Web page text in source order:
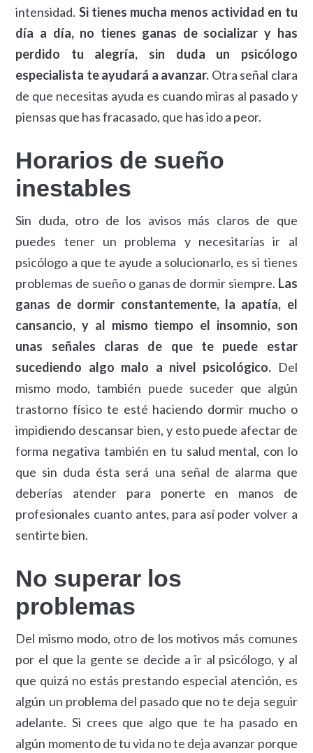
intensidad. Si tienes mucha menos actividad en tu
día a día, no tienes ganas de socializar y has
perdido tu alegría, sin duda un psicólogo
especialista te ayudará a avanzar. Otra señal clara
de que necesitas ayuda es cuando miras al pasado y
piensas que has fracasado, que has ido a peor.
Horarios de sueño
inestables
Sin duda, otro de los avisos más claros de que
puedes tener un problema y necesitarías ir al
psicólogo a que te ayude a solucionarlo, es si tienes
problemas de sueño o ganas de dormir siempre. Las
ganas de dormir constantemente, la apatía, el
cansancio, y al mismo tiempo el insomnio, son
unas señales claras de que te puede estar
sucediendo algo malo a nivel psicológico. Del
mismo modo, también puede suceder que algún
trastorno físico te esté haciendo dormir mucho o
impidiendo descansar bien, y esto puede afectar de
forma negativa también en tu salud mental, con lo
que sin duda ésta será una señal de alarma que
deberías atender para ponerte en manos de
profesionales cuanto antes, para así poder volver a
sentirte bien.
No superar los
problemas
Del mismo modo, otro de los motivos más comunes
por el que la gente se decide a ir al psicólogo, y al
que quizá no estás prestando especial atención, es
algún un problema del pasado que no te deja seguir
adelante. Si crees que algo que te ha pasado en
algún momento de tu vida no te deja avanzar porque